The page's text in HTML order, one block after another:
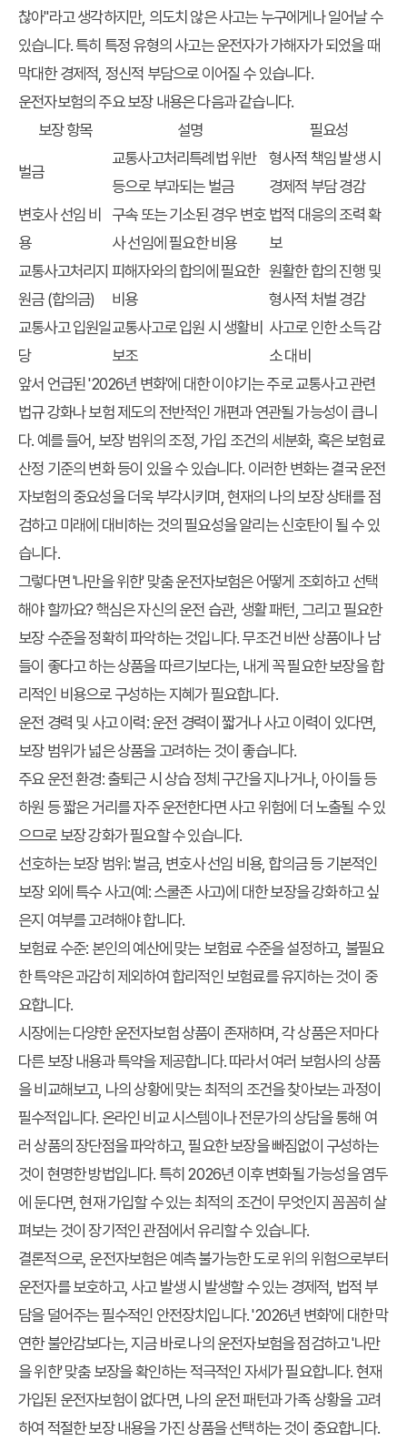
찮아"라고 생각하지만, 의도치 않은 사고는 누구에게나 일어날 수
있습니다. 특히 특정 유형의 사고는 운전자가 가해자가 되었을 때
막대한 경제적, 정신적 부담으로 이어질 수 있습니다.
운전자보험의 주요 보장 내용은 다음과 같습니다.
보장 항목
설명 필요성
벌금
교통사고처리특례법 위반
등으로 부과되는 벌금
형사적 책임 발생 시
경제적 부담 경감
변호사 선임 비
용
구속 또는 기소된 경우 변호
사 선임에 필요한 비용
법적 대응의 조력 확
보
교통사고처리지
원금 (합의금)
피해자와의 합의에 필요한
비용
원활한 합의 진행 및
형사적 처벌 경감
교통사고 입원일
당
교통사고로 입원 시 생활비
보조
사고로 인한 소득 감
소 대비
앞서 언급된 '2026년 변화'에 대한 이야기는 주로 교통사고 관련
법규 강화나 보험 제도의 전반적인 개편과 연관될 가능성이 큽니
다. 예를 들어, 보장 범위의 조정, 가입 조건의 세분화, 혹은 보험료
산정 기준의 변화 등이 있을 수 있습니다. 이러한 변화는 결국 운전
자보험의 중요성을 더욱 부각시키며, 현재의 나의 보장 상태를 점
검하고 미래에 대비하는 것의 필요성을 알리는 신호탄이 될 수 있
습니다.
그렇다면 '나만을 위한' 맞춤운전자보험은 어떻게 조회하고 선택
해야 할까요? 핵심은 자신의 운전 습관, 생활 패턴, 그리고 필요한
보장 수준을 정확히 파악하는 것입니다. 무조건 비싼 상품이나 남
들이 좋다고 하는 상품을 따르기보다는, 내게 꼭 필요한 보장을 합
리적인 비용으로 구성하는 지혜가 필요합니다.
운전 경력 및 사고 이력: 운전 경력이 짧거나 사고 이력이 있다면,
보장 범위가 넓은 상품을 고려하는 것이 좋습니다.
주요 운전 환경: 출퇴근 시 상습 정체 구간을 지나거나, 아이들 등
하원 등 짧은 거리를 자주 운전한다면 사고 위험에 더 노출될 수 있
으므로 보장 강화가 필요할 수 있습니다.
선호하는 보장 범위: 벌금, 변호사 선임 비용, 합의금 등 기본적인
보장 외에 특수 사고(예: 스쿨존 사고)에 대한 보장을 강화하고 싶
은지 여부를 고려해야 합니다.
보험료 수준: 본인의 예산에 맞는 보험료 수준을 설정하고, 불필요
한 특약은 과감히 제외하여 합리적인 보험료를 유지하는 것이 중
요합니다.
시장에는 다양한 운전자보험 상품이 존재하며, 각 상품은 저마다
다른 보장 내용과 특약을 제공합니다. 따라서 여러 보험사의 상품
을 비교해보고, 나의 상황에 맞는 최적의 조건을 찾아보는 과정이
필수적입니다. 온라인 비교 시스템이나 전문가의 상담을 통해 여
러 상품의 장단점을 파악하고, 필요한 보장을 빠짐없이 구성하는
것이 현명한 방법입니다. 특히 2026년 이후 변화될 가능성을 염두
에 둔다면, 현재 가입할 수 있는 최적의 조건이 무엇인지 꼼꼼히 살
펴보는 것이 장기적인 관점에서 유리할 수 있습니다.
결론적으로, 운전자보험은 예측 불가능한 도로 위의 위험으로부터
운전자를 보호하고, 사고 발생 시 발생할 수 있는 경제적, 법적 부
담을 덜어주는 필수적인 안전장치입니다. '2026년 변화'에 대한 막
연한 불안감보다는, 지금 바로 나의 운전자보험을 점검하고 '나만
을 위한' 맞춤 보장을 확인하는 적극적인 자세가 필요합니다. 현재
가입된 운전자보험이 없다면, 나의 운전 패턴과 가족 상황을 고려
하여 적절한 보장 내용을 가진 상품을 선택하는 것이 중요합니다.